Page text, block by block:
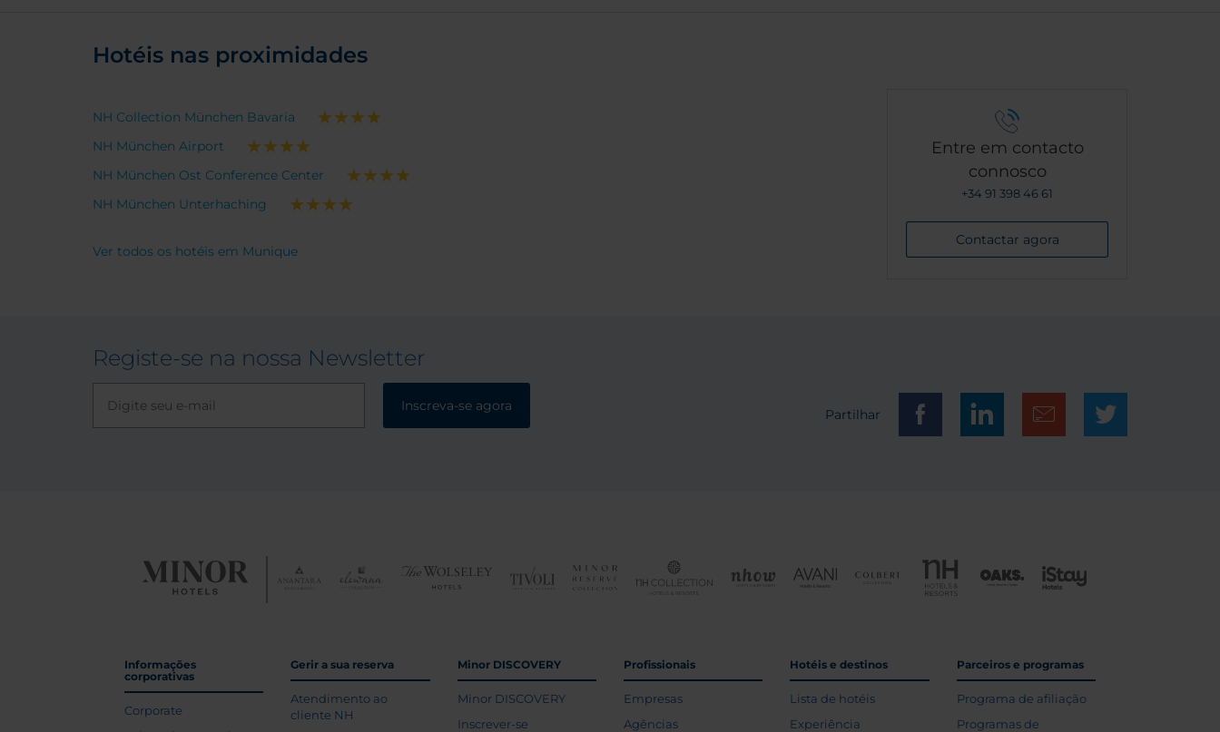
Hotéis nas proximidades
NH Collection München Bavaria
NH München Airport
NH München Ost Conference Center
NH München Unterhaching
Ver todos os hotéis em Munique
Entre em contacto
connosco
+34 91 398 46 61
Contactar agora
Registe-se na nossa Newsletter
Inscreva-se agora
Partilhar
Informações
corporativas
Corporate
Gerir a sua reserva
Atendimento ao
cliente NH
Minor DISCOVERY
Minor DISCOVERY
Inscrever-se
Profissionais
Empresas
Agências
Hotéis e destinos
Lista de hotéis
Experiência
Parceiros e programas
Programa de afiliação
Programas de